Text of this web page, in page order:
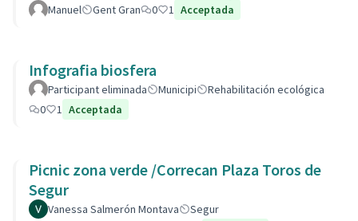
Manuel Gent Gran 0 1 Acceptada
Infografia biosfera
Participant eliminada Municipi
Rehabilitación ecológica
0
1 Acceptada
Picnic zona verde /Correcan Plaza Toros de
Segur
Vanessa Salmerón Montava
Segur